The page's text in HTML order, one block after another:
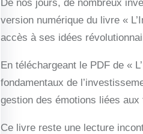
De nos jours, de nombreux
version numérique du livre «
accès à ses idées
En téléchargeant le PDF de «
fondamentaux de
gestion des émotions liées
Ce livre reste une lecture